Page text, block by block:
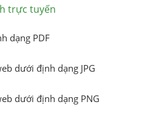
trực tuyến
dạng PDF
dưới định dạng JPG
dưới định dạng PNG